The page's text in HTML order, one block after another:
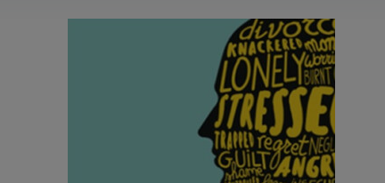
Services and support